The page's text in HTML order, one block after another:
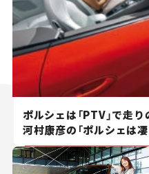
ポルシェは「PTV」で走
河村康彦の「ポルシェは凄